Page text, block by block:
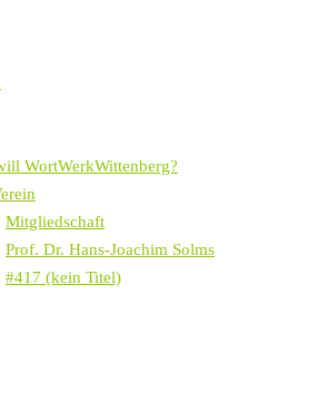
WortWerkWittenberg?
Mitgliedschaft
Prof. Dr. Hans-Joachim Solms
#417 (kein Titel)